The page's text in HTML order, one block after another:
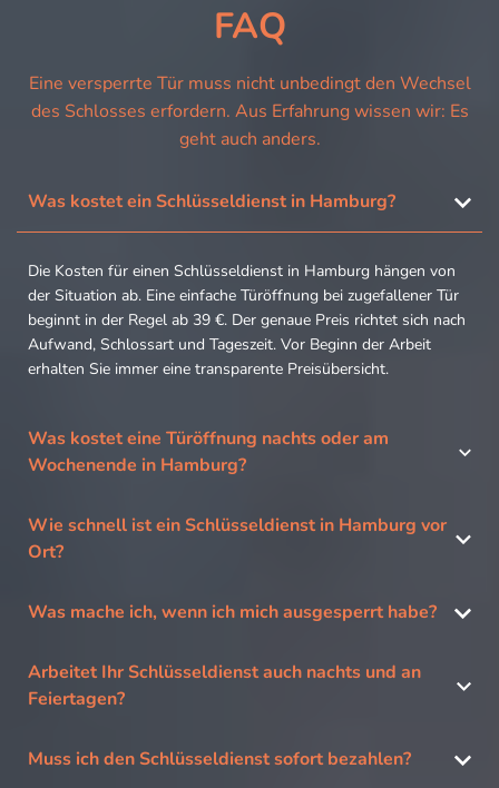
FAQ
Eine versperrte Tür muss nicht unbedingt den Wechsel
des Schlosses erfordern. Aus Erfahrung wissen wir: Es
geht auch anders.
Was kostet ein Schlüsseldienst in Hamburg?
Die Kosten für einen Schlüsseldienst in Hamburg hängen von
der Situation ab. Eine einfache Türöffnung bei zugefallener Tür
beginnt in der Regel ab 39 €. Der genaue Preis richtet sich nach
Aufwand, Schlossart und Tageszeit. Vor Beginn der Arbeit
erhalten Sie immer eine transparente Preisübersicht.
Was kostet eine Türöffnung nachts oder am
Wochenende in Hamburg?
Wie schnell ist ein Schlüsseldienst in Hamburg vor
Ort?
Was mache ich, wenn ich mich ausgesperrt habe?
Arbeitet Ihr Schlüsseldienst auch nachts und an
Feiertagen?
Muss ich den Schlüsseldienst sofort bezahlen?